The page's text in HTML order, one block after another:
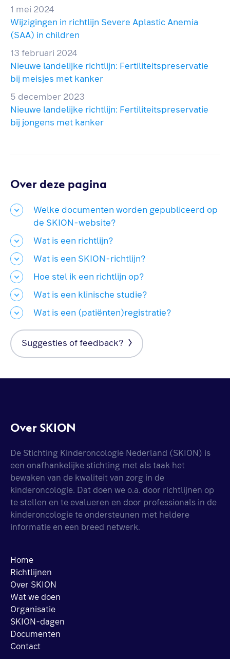
1 mei 2024
Wijzigingen in richtlijn Severe Aplastic Anemia
(SAA) in children
13 februari 2024
Nieuwe landelijke richtlijn: Fertiliteitspreservatie
bij meisjes met kanker
5 december 2023
Nieuwe landelijke richtlijn: Fertiliteitspreservatie
bij jongens met kanker
Over deze pagina
Welke documenten worden gepubliceerd op
de SKION-website?
Wat is een richtlijn?
Wat is een SKION-richtlijn?
Hoe stel ik een richtlijn op?
Wat is een klinische studie?
Wat is een (patiënten)registratie?
Suggesties of feedback?
Over SKION
De Stichting Kinderoncologie Nederland (SKION) is
een onafhankelijke stichting met als taak het
bewaken van de kwaliteit van zorg in de
kinderoncologie. Dat doen we o.a. door richtlijnen op
te stellen en te evalueren en door professionals in de
kinderoncologie te ondersteunen met heldere
informatie en een breed netwerk.
Home
Richtlijnen
Over SKION
Wat we doen
Organisatie
SKION-dagen
Documenten
Contact